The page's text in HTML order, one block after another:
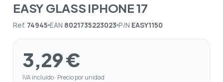
EASY GLASS IPHONE 17
Ref. 74945 EAN 8021735223023 P/N EASY1150
3,29 €
IVA incluido · Precio por unidad